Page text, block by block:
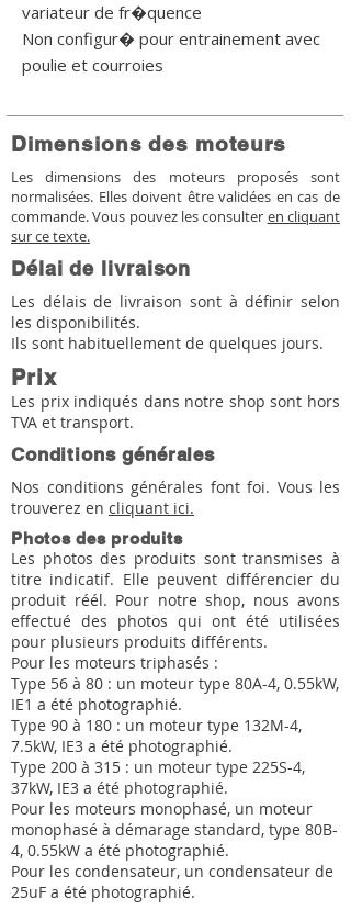
variateur de fr�quence
Non configur� pour entrainement avec
poulie et courroies
Dimensions des moteurs
Les dimensions des moteurs proposés sont
normalisées. Elles doivent être validées en cas de
commande. Vous pouvez les consulter en cliquant
sur ce texte.
Délai de livraison
Les délais de livraison sont à définir selon
les disponibilités.
Ils sont habituellement de quelques jours.
Prix
Les prix indiqués dans notre shop sont hors
TVA et transport.
Conditions générales
Nos conditions générales font foi. Vous les
trouverez en cliquant ici.
Photos des produits
Les photos des produits sont transmises à
titre indicatif. Elle peuvent différencier du
produit réél. Pour notre shop, nous avons
effectué des photos qui ont été utilisées
pour plusieurs produits différents.
Pour les moteurs triphasés :
Type 56 à 80 : un moteur type 80A-4, 0.55kW,
IE1 a été photographié.
Type 90 à 180 : un moteur type 132M-4,
7.5kW, IE3 a été photographié.
Type 200 à 315 : un moteur type 225S-4,
37kW, IE3 a été photographié.
Pour les moteurs monophasé, un moteur
monophasé à démarage standard, type 80B-
4, 0.55kW a été photographié.
Pour les condensateur, un condensateur de
25uF a été photographié.